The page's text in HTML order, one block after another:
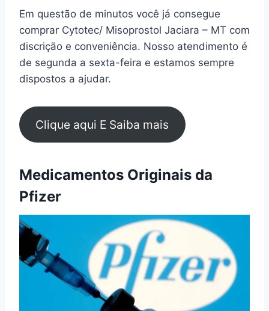
Em questão de minutos você já consegue
comprar Cytotec/ Misoprostol Jaciara – MT com
discrição e conveniência. Nosso atendimento é
de segunda a sexta-feira e estamos sempre
dispostos a ajudar.
Clique aqui E Saiba mais
Medicamentos Originais da
Pfizer